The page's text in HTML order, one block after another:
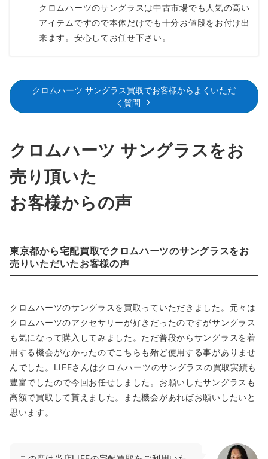
クロムハーツのサングラスは中古市場でも人気の高い
アイテムですので本体だけでも十分お値段をお付け出
来ます。安心してお任せ下さい。
クロムハーツ サングラス買取でお客様からよくいただ
く質問
クロムハーツ サングラスをお
売り頂いた
お客様からの声
東京都から宅配買取でクロムハーツのサングラスをお
売りいただいたお客様の声
クロムハーツのサングラスを買取っていただきました。元々は
クロムハーツのアクセサリーが好きだったのですがサングラス
も気になって購入してみました。ただ普段からサングラスを着
用する機会がなかったのでこちらも殆ど使用する事がありませ
んでした。LIFEさんはクロムハーツのサングラスの買取実績も
豊富でしたので今回お任せしました。お願いしたサングラスも
高額で買取して貰えました。また機会があればお願いしたいと
思います。